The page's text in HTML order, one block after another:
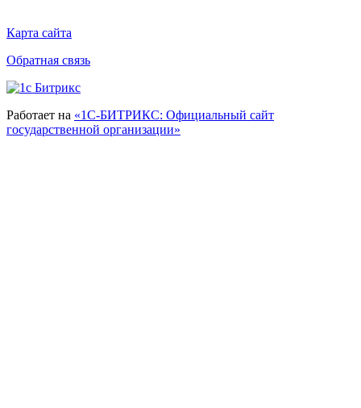
Карта сайта
Обратная связь
Работает на «1С-БИТРИКС: Официальный сайт
государственной организации»